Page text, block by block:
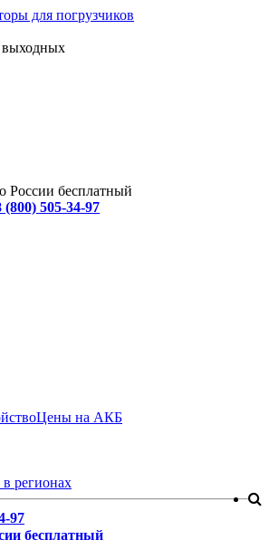
выходных
России бесплатный
(800) 505-34-97
Цены на АКБ
регионах
97
бесплатный